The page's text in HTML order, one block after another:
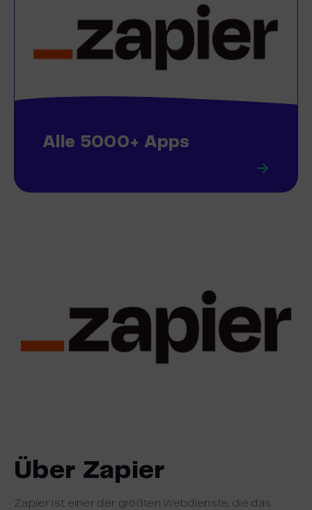
Alle 5000+ Apps
Über Zapier
Zapier ist einer der größten Webdienste, die das